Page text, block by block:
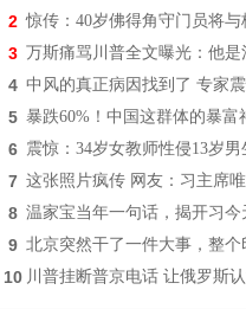
2 惊传：40岁佛得角守门员将
3 万斯痛骂川普全文曝光：他
4 中风的真正病因找到了 专家
5 暴跌60%！中国这群体的暴富
6 震惊：34岁女教师性侵13岁
7 这张照片疯传 网友：习主席
8 温家宝当年一句话，揭开习
9 北京突然干了一件大事，整
10 川普挂断普京电话 让俄罗斯